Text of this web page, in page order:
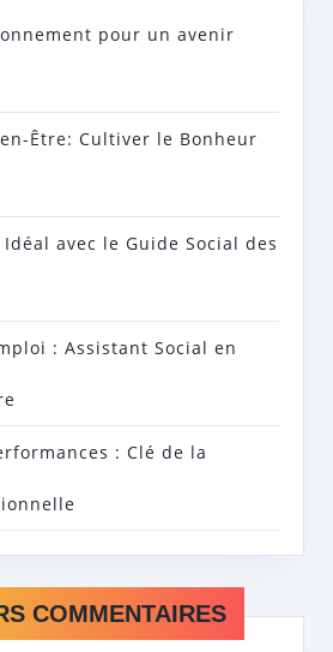
pour un avenir
Être: Cultiver le Bonheur
avec le Guide Social des
: Assistant Social en
: Clé de la
COMMENTAIRES